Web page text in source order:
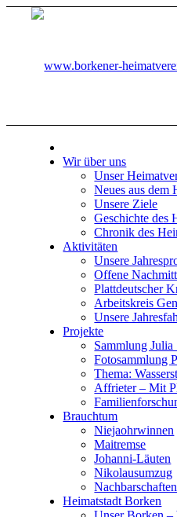
Wir über uns
Unser
Neues aus dem
Unsere Ziele
Geschichte des
Chronik des
Aktivitäten
Unsere
Offene
Plattdeutscher
Arbeitskreis
Unsere
Projekte
Sammlung
Fotosammlung
Thema:
Affrieter – Mit
Brauchtum
Niejaohrwinnen
Maitremse
Johanni-Läuten
Nikolausumzug
Nachbarschaften
Heimatstadt Borken